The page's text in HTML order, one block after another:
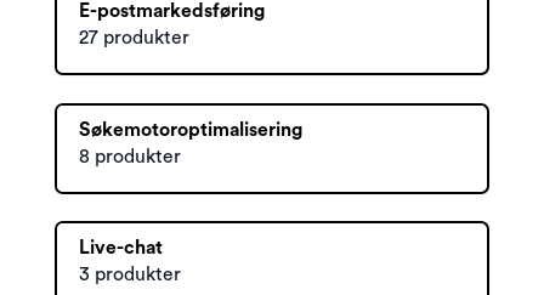
E-postmarkedsføring
27 produkter
Søkemotoroptimalisering
8 produkter
Live-chat
3 produkter